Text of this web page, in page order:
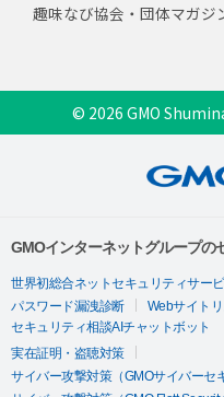
趣味なび協会・団体マガジ
© 2026 GMO